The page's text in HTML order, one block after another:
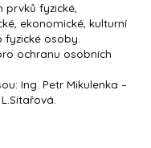
prvků fyzické,
ekonomické, kulturní
osoby.
ochranu osobních
Ing. Petr Mikulenka –